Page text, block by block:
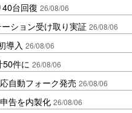
台回復 26/08/06
ション受け取り実証 26/08/06
導入 26/08/06
件に 26/08/06
自動フォーク発売 26/08/06
告を内製化 26/08/06